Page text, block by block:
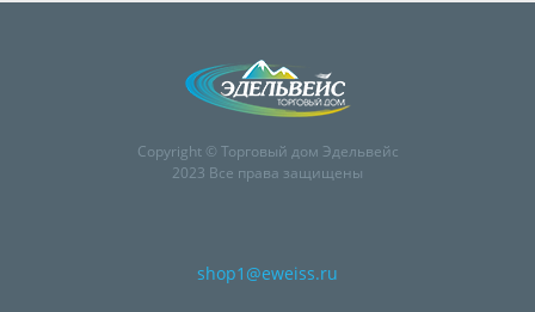
Copyright © Торговый дом Эдельвейс
2023 Все права защищены
shop1@eweiss.ru